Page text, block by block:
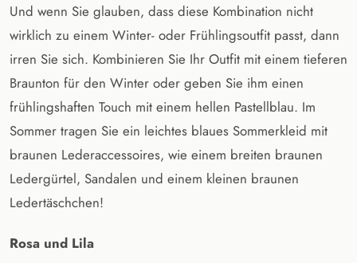
Und wenn Sie glauben, dass diese Kombination nicht
wirklich zu einem Winter- oder Frühlingsoutfit passt, dann
irren Sie sich. Kombinieren Sie Ihr Outfit mit einem tieferen
Braunton für den Winter oder geben Sie ihm einen
frühlingshaften Touch mit einem hellen Pastellblau. Im
Sommer tragen Sie ein leichtes blaues Sommerkleid mit
braunen Lederaccessoires, wie einem breiten braunen
Ledergürtel, Sandalen und einem kleinen braunen
Ledertäschchen!
Rosa und Lila